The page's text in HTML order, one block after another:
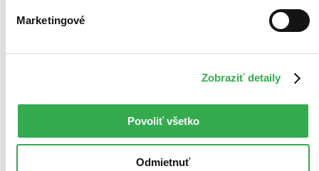
Marketingové
Zobraziť detaily
Povoliť všetko
Odmietnuť